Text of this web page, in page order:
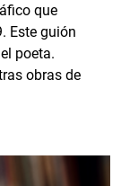
que
Este guión
poeta.
obras de